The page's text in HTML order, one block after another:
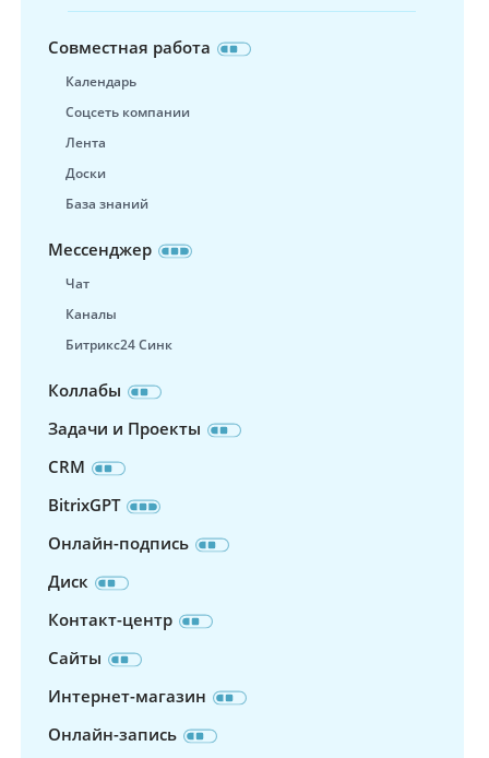
Совместная работа
Календарь
Соцсеть компании
Лента
Доски
База знаний
Мессенджер
Чат
Каналы
Битрикс24 Синк
Коллабы
Задачи и Проекты
CRM
BitrixGPT
Онлайн-подпись
Диск
Контакт-центр
Сайты
Интернет-магазин
Онлайн-запись